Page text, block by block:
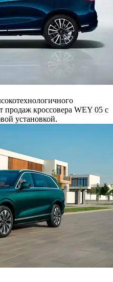
продаж кроссовера WEY 05 с
установкой.